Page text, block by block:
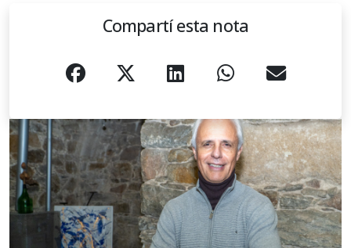
Compartí esta nota